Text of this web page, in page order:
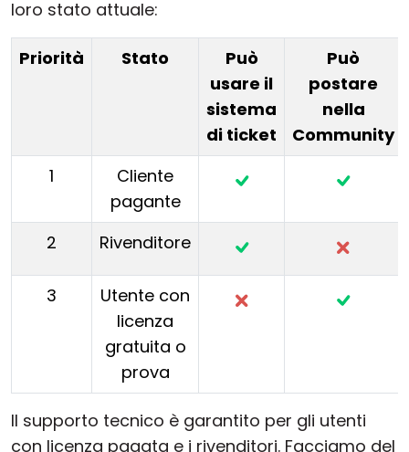
loro stato attuale:
Priorità Stato
Può
usare il
sistema
di ticket
Può
postare
nella
Community
1
Cliente
pagante
2
Rivenditore
3
Utente con
licenza
gratuita o
prova
Il supporto tecnico è garantito per gli utenti
con licenza pagata e i rivenditori. Facciamo del